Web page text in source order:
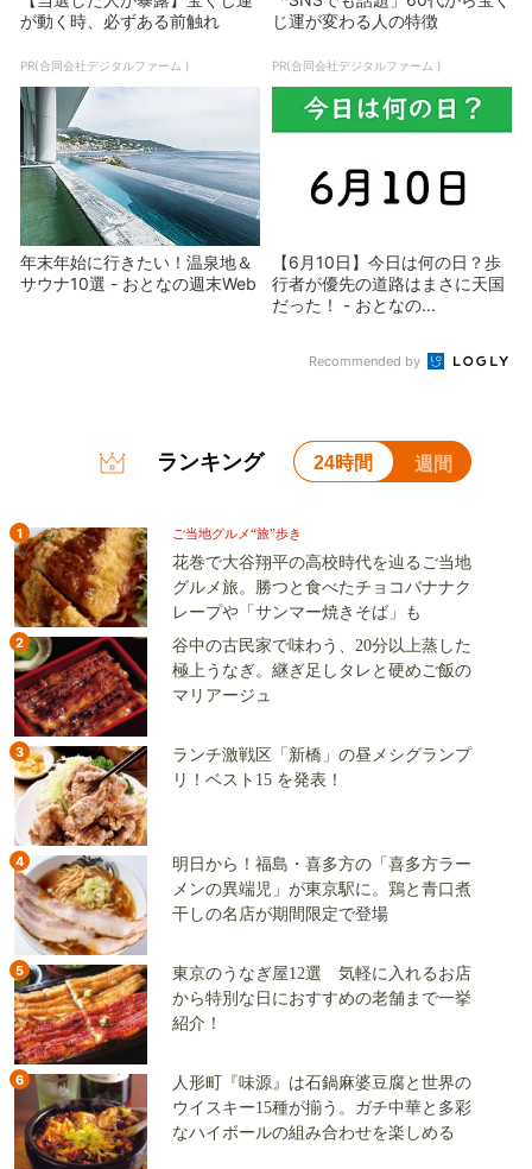
が動く時、必ずある前触れ
PR(合同会社デジタルファーム )
じ運が変わる人の特徴
PR(合同会社デジタルファーム )
年末年始に行きたい！温泉地＆
サウナ10選 - おとなの週末Web
【6月10日】今日は何の日？歩
行者が優先の道路はまさに天国
だった！ - おとなの...
Recommended by
ランキング 24時間 週間
1 ご当地グルメ“旅”歩き
花巻で大谷翔平の高校時代を辿るご当地
グルメ旅。勝つと食べたチョコバナナク
レープや「サンマー焼きそば」も
2
谷中の古民家で味わう、20分以上蒸した
極上うなぎ。継ぎ足しタレと硬めご飯の
マリアージュ
3
ランチ激戦区「新橋」の昼メシグランプ
リ！ベスト15 を発表！
4
明日から！福島・喜多方の「喜多方ラー
メンの異端児」が東京駅に。鶏と青口煮
干しの名店が期間限定で登場
5
東京のうなぎ屋12選 気軽に入れるお店
から特別な日におすすめの老舗まで一挙
紹介！
6
人形町『味源』は石鍋麻婆豆腐と世界の
ウイスキー15種が揃う。ガチ中華と多彩
なハイボールの組み合わせを楽しめる